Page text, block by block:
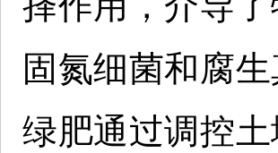
固氮细菌和腐
绿肥通过调控